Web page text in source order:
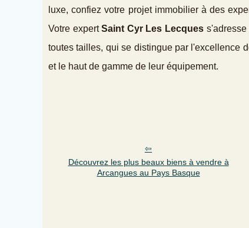
luxe, confiez votre projet immobilier à des
Votre expertSaint Cyr Les Lecquess'adresse
toutes tailles, qui se distingue par l'excellence
et le haut de gamme de leur équipement.
Découvrez les plus beaux biens à vendre à
Arcangues au Pays Basque